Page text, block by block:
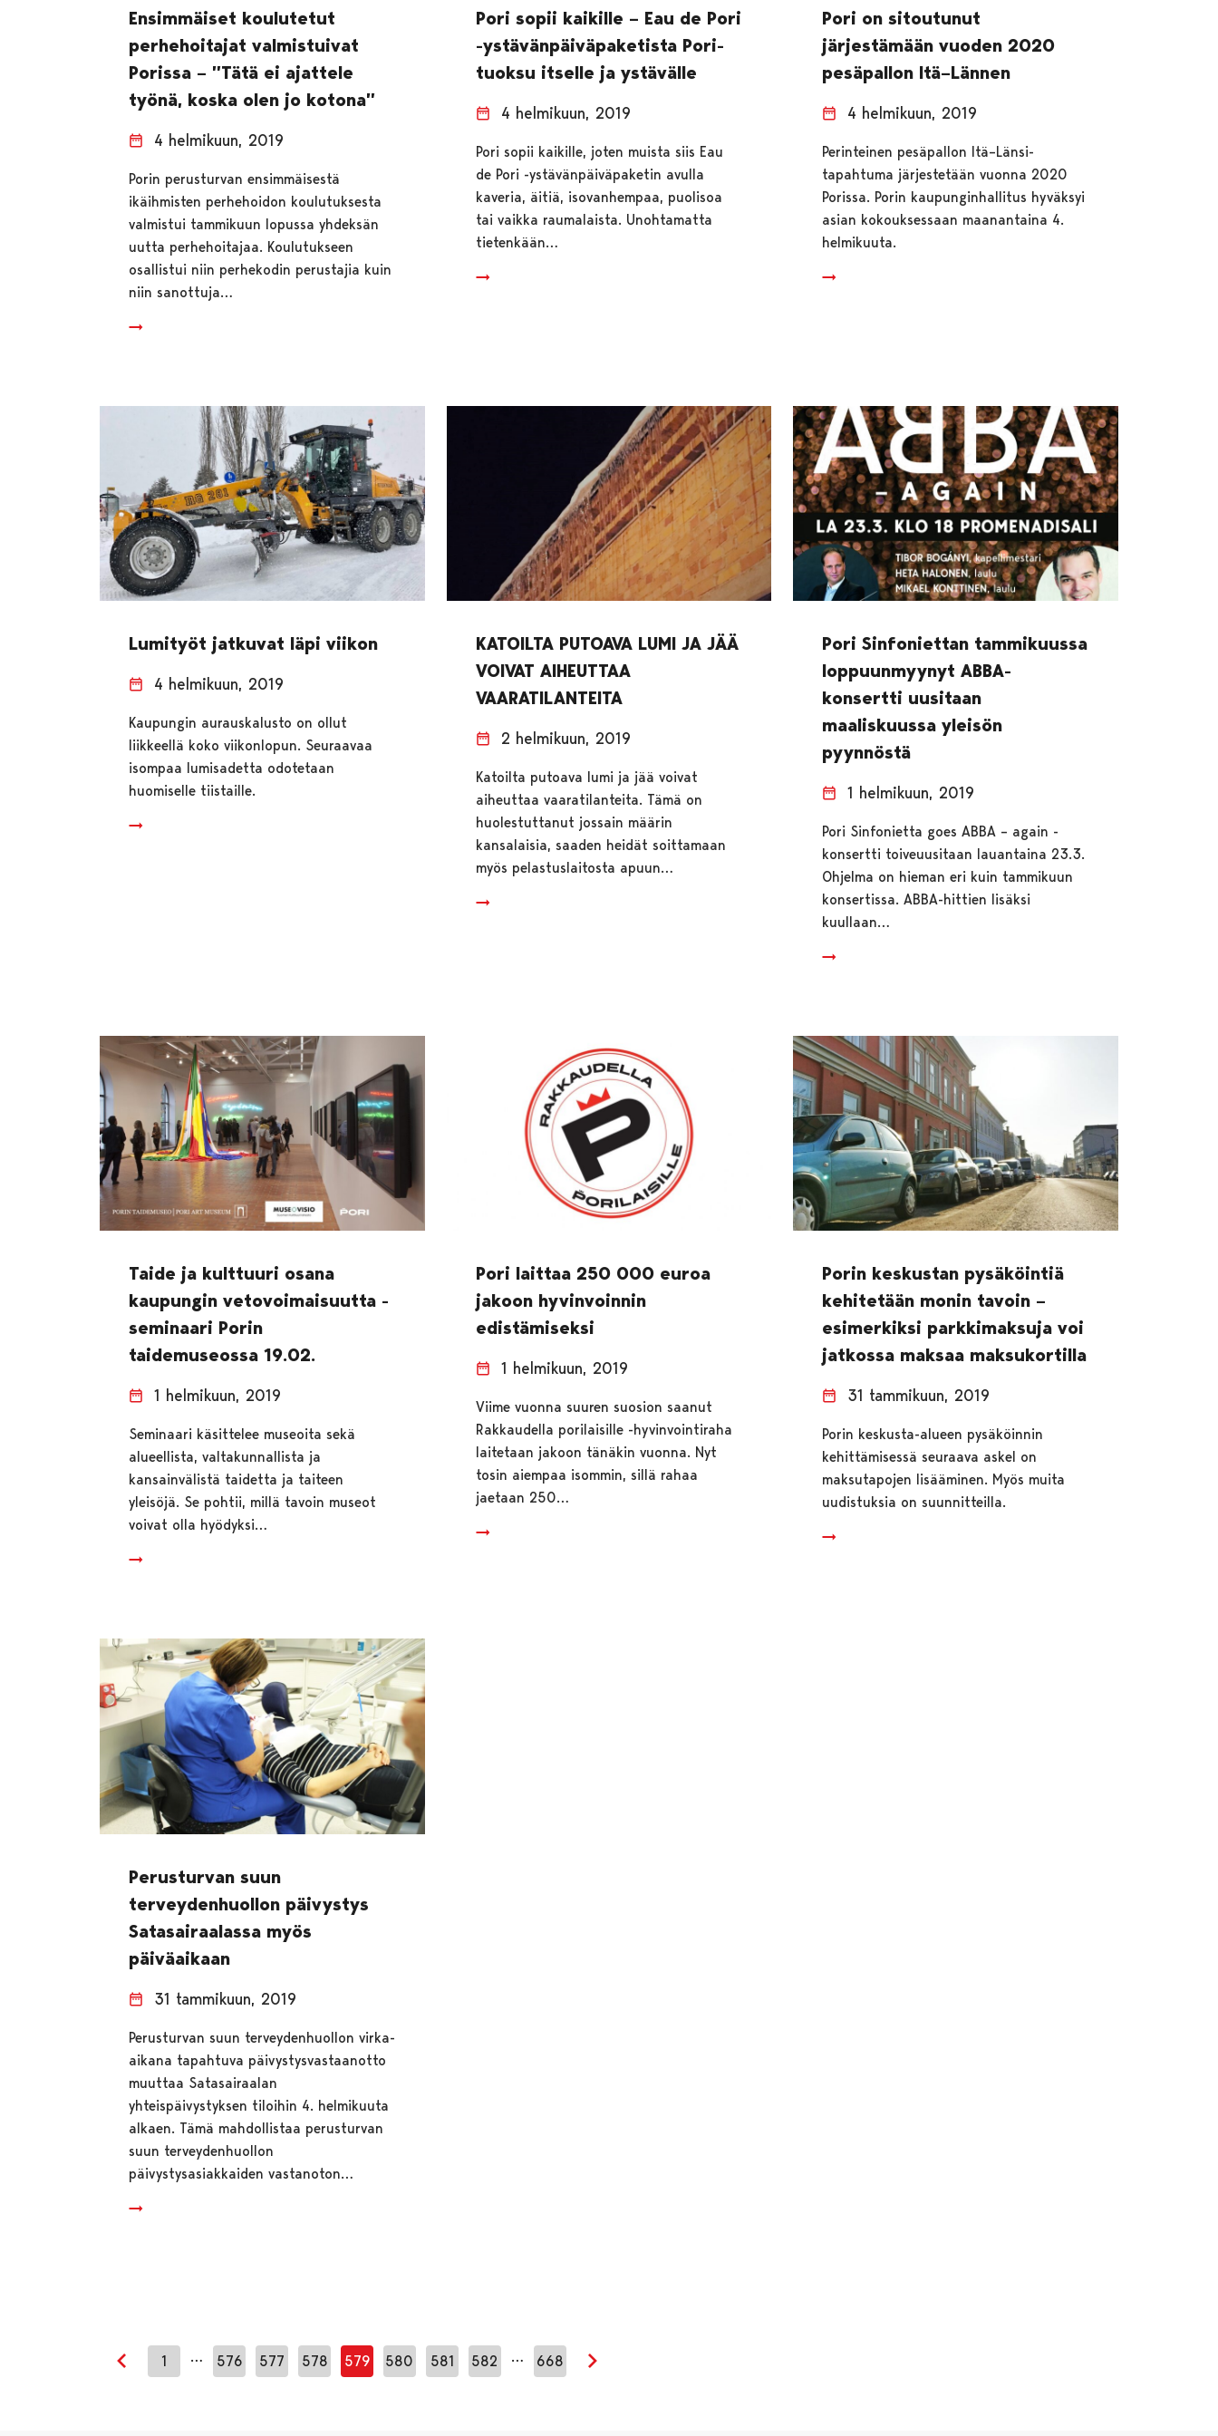
Ensimmäiset koulutetut
perhehoitajat valmistuivat
Porissa – ”Tätä ei ajattele
työnä, koska olen jo kotona”
4 helmikuun, 2019
Porin perusturvan ensimmäisestä
ikäihmisten perhehoidon koulutuksesta
valmistui tammikuun lopussa yhdeksän
uutta perhehoitajaa. Koulutukseen
osallistui niin perhekodin perustajia kuin
niin sanottuja…
Pori sopii kaikille – Eau de Pori
-ystävänpäiväpaketista Pori-
tuoksu itselle ja ystävälle
4 helmikuun, 2019
Pori sopii kaikille, joten muista siis Eau
de Pori -ystävänpäiväpaketin avulla
kaveria, äitiä, isovanhempaa, puolisoa
tai vaikka raumalaista. Unohtamatta
tietenkään…
Pori on sitoutunut
järjestämään vuoden 2020
pesäpallon Itä–Lännen
4 helmikuun, 2019
Perinteinen pesäpallon Itä–Länsi-
tapahtuma järjestetään vuonna 2020
Porissa. Porin kaupunginhallitus hyväksyi
asian kokouksessaan maanantaina 4.
helmikuuta.
Lumityöt jatkuvat läpi viikon
4 helmikuun, 2019
Kaupungin aurauskalusto on ollut
liikkeellä koko viikonlopun. Seuraavaa
isompaa lumisadetta odotetaan
huomiselle tiistaille.
KATOILTA PUTOAVA LUMI JA JÄÄ
VOIVAT AIHEUTTAA
VAARATILANTEITA
2 helmikuun, 2019
Katoilta putoava lumi ja jää voivat
aiheuttaa vaaratilanteita. Tämä on
huolestuttanut jossain määrin
kansalaisia, saaden heidät soittamaan
myös pelastuslaitosta apuun…
Pori Sinfoniettan tammikuussa
loppuunmyynyt ABBA-
konsertti uusitaan
maaliskuussa yleisön
pyynnöstä
1 helmikuun, 2019
Pori Sinfonietta goes ABBA – again -
konsertti toiveuusitaan lauantaina 23.3.
Ohjelma on hieman eri kuin tammikuun
konsertissa. ABBA-hittien lisäksi
kuullaan…
Taide ja kulttuuri osana
kaupungin vetovoimaisuutta -
seminaari Porin
taidemuseossa 19.02.
1 helmikuun, 2019
Seminaari käsittelee museoita sekä
alueellista, valtakunnallista ja
kansainvälistä taidetta ja taiteen
yleisöjä. Se pohtii, millä tavoin museot
voivat olla hyödyksi…
Pori laittaa 250 000 euroa
jakoon hyvinvoinnin
edistämiseksi
1 helmikuun, 2019
Viime vuonna suuren suosion saanut
Rakkaudella porilaisille -hyvinvointiraha
laitetaan jakoon tänäkin vuonna. Nyt
tosin aiempaa isommin, sillä rahaa
jaetaan 250…
Porin keskustan pysäköintiä
kehitetään monin tavoin –
esimerkiksi parkkimaksuja voi
jatkossa maksaa maksukortilla
31 tammikuun, 2019
Porin keskusta-alueen pysäköinnin
kehittämisessä seuraava askel on
maksutapojen lisääminen. Myös muita
uudistuksia on suunnitteilla.
Perusturvan suun
terveydenhuollon päivystys
Satasairaalassa myös
päiväaikaan
31 tammikuun, 2019
Perusturvan suun terveydenhuollon virka-
aikana tapahtuva päivystysvastaanotto
muuttaa Satasairaalan
yhteispäivystyksen tiloihin 4. helmikuuta
alkaen. Tämä mahdollistaa perusturvan
suun terveydenhuollon
päivystysasiakkaiden vastanoton…
Edellinen sivu
1 … 576 577 578 579 580 581 582 … 668